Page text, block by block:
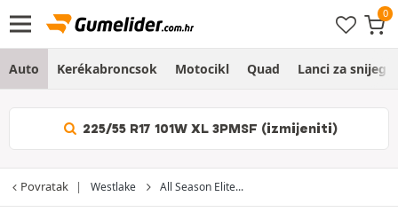
Auto Kerékabroncsok Motocikl Quad Lanci za snijeg
225/55 R17 101W XL 3PMSF (izmijeniti)
Povratak Westlake All Season Elite...